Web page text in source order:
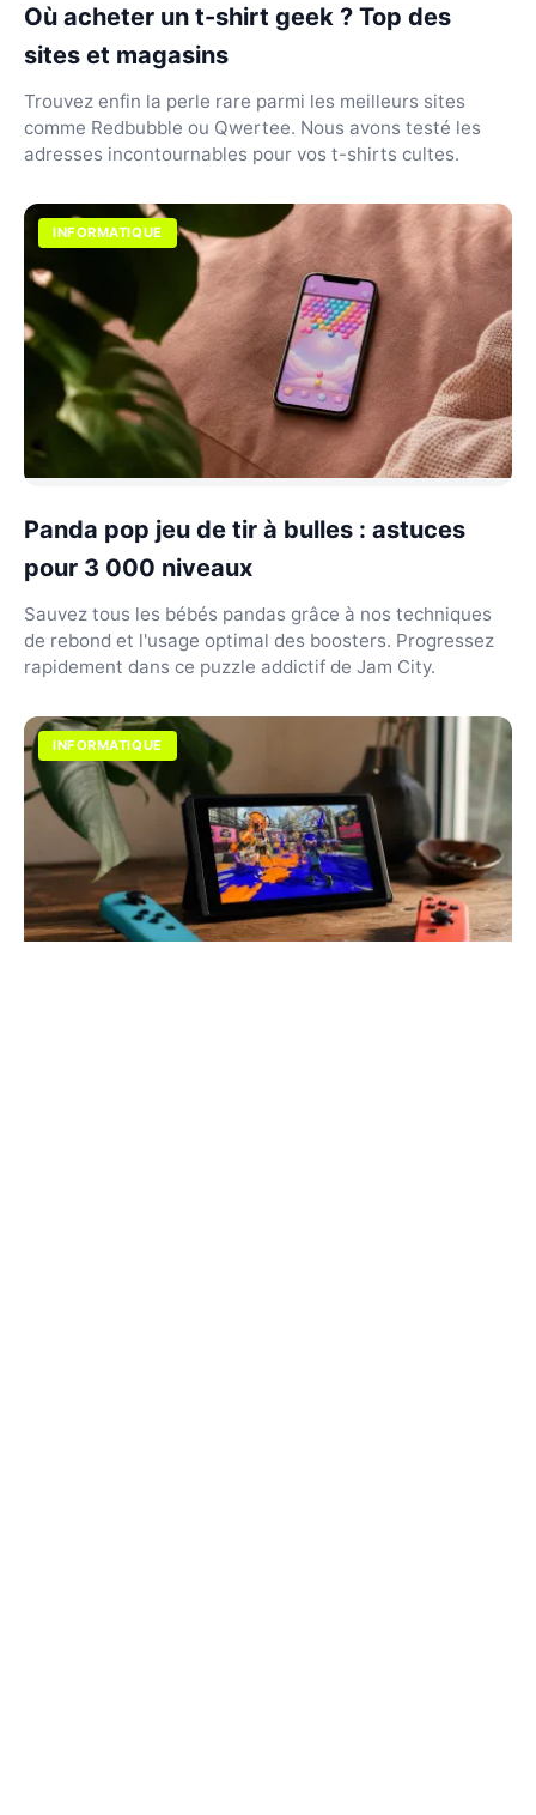
Où acheter un t-shirt geek ? Top des
sites et magasins
Trouvez enfin la perle rare parmi les meilleurs sites
comme Redbubble ou Qwertee. Nous avons testé les
adresses incontournables pour vos t-shirts cultes.
INFORMATIQUE
Panda pop jeu de tir à bulles : astuces
pour 3 000 niveaux
Sauvez tous les bébés pandas grâce à nos techniques
de rebond et l'usage optimal des boosters. Progressez
rapidement dans ce puzzle addictif de Jam City.
INFORMATIQUE